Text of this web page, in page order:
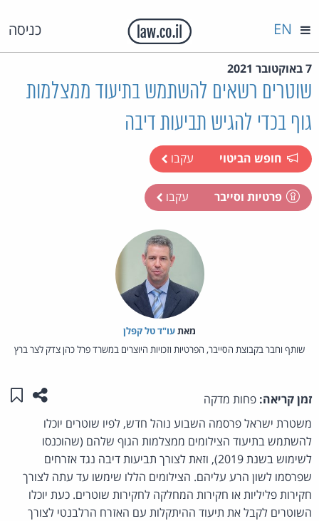
כניסה EN
7 באוקטובר 2021
שוטרים רשאים להשתמש בתיעוד ממצלמות
גוף בכדי להגיש תביעות דיבה
חופש הביטוי עקבו
פרטיות וסייבר עקבו
מאת‏עו"ד טל קפלן
שותף וחבר בקבוצת הסייבר, הפרטיות וזכויות היוצרים במשרד פרל כהן צדק לצר ברץ
זמן קריאה: פחות מדקה שתפו
משטרת ישראל פרסמה השבוע נוהל חדש, לפיו שוטרים יוכלו
להשתמש בתיעוד הצילומים ממצלמות הגוף שלהם (שהוכנסו
לשימוש בשנת 2019), וזאת לצורך תביעות דיבה נגד אזרחים
שפרסמו לשון הרע עליהם. הצילומים הללו שימשו עד עתה לצורך
חקירות פליליות או חקירות המחלקה לחקירות שוטרים. כעת יוכלו
השוטרים לקבל את תיעוד ההיתקלות עם האזרח הרלבנטי לצורך